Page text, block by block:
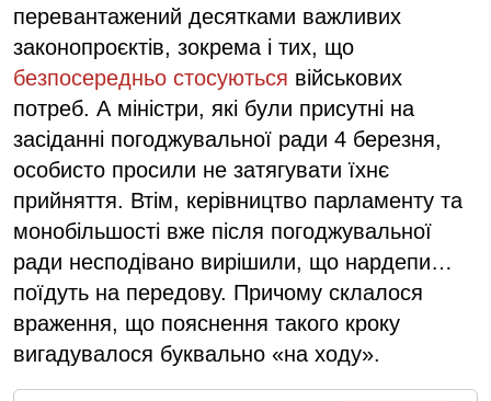
перевантажений десятками важливих
законопроєктів, зокрема і тих, що
безпосередньо стосуються військових
потреб. А міністри, які були присутні на
засіданні погоджувальної ради 4 березня,
особисто просили не затягувати їхнє
прийняття. Втім, керівництво парламенту та
монобільшості вже після погоджувальної
ради несподівано вирішили, що нардепи…
поїдуть на передову. Причому склалося
враження, що пояснення такого кроку
вигадувалося буквально «на ходу».